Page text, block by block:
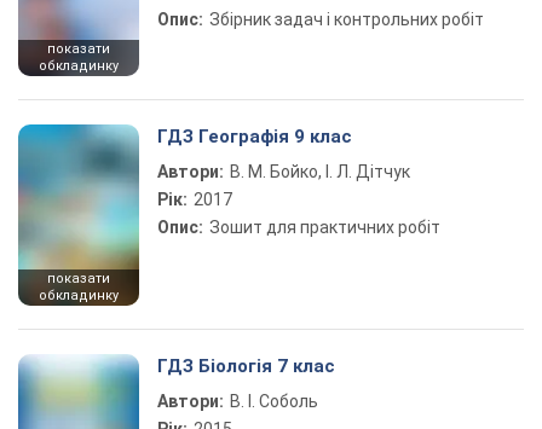
показати
обкладинку
Опис: Збірник задач і контрольних робіт
показати
обкладинку
ГДЗ Географія 9 клас
Автори: В. М. Бойко, І. Л. Дітчук
Рік: 2017
Опис: Зошит для практичних робіт
ГДЗ Біологія 7 клас
Автори: В. І. Соболь